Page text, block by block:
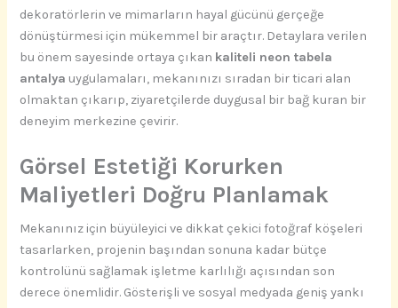
dekoratörlerin ve mimarların hayal gücünü gerçeğe
dönüştürmesi için mükemmel bir araçtır. Detaylara verilen
bu önem sayesinde ortaya çıkan kaliteli neon tabela
antalya uygulamaları, mekanınızı sıradan bir ticari alan
olmaktan çıkarıp, ziyaretçilerde duygusal bir bağ kuran bir
deneyim merkezine çevirir.
Görsel Estetiği Korurken
Maliyetleri Doğru Planlamak
Mekanınız için büyüleyici ve dikkat çekici fotoğraf köşeleri
tasarlarken, projenin başından sonuna kadar bütçe
kontrolünü sağlamak işletme karlılığı açısından son
derece önemlidir. Gösterişli ve sosyal medyada geniş yankı